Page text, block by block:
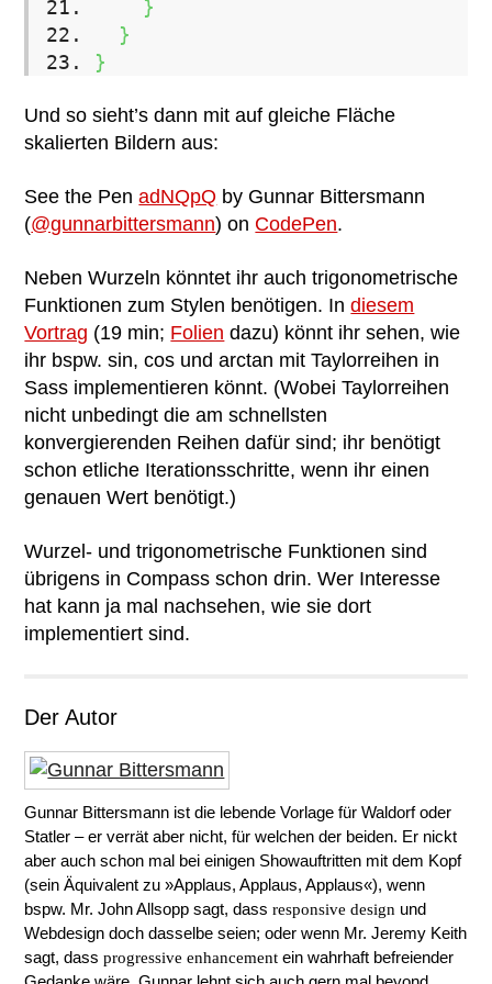
}
}
}
Und so sieht’s dann mit auf gleiche Fläche
skalierten Bildern aus:
See the PenadNQpQ by Gunnar Bittersmann
(@gunnarbittersmann) on CodePen.
Neben Wurzeln könntet ihr auch trigonometrische
Funktionen zum Stylen benötigen. Indiesem
Vortrag (19 min; Folien dazu) könnt ihr sehen, wie
ihr bspw. sin, cos und arctan mit Taylorreihen in
Sass implementieren könnt. (Wobei Taylorreihen
nicht unbedingt die am schnellsten
konvergierenden Reihen dafür sind; ihr benötigt
schon etliche Iterationsschritte, wenn ihr einen
genauen Wert benötigt.)
Wurzel- und trigonometrische Funktionen sind
übrigens in Compass schon drin. Wer Interesse
hat kann ja mal nachsehen, wie sie dort
implementiert sind.
Der Autor
Gunnar Bittersmann ist die lebende Vorlage für Waldorf oder
Statler – er verrät aber nicht, für welchen der beiden. Er nickt
aber auch schon mal bei einigen Showauftritten mit dem Kopf
(sein Äquivalent zu »Applaus, Applaus, Applaus«), wenn
bspw. Mr. John Allsopp sagt, dassresponsive design und
Webdesign doch dasselbe seien; oder wenn Mr. Jeremy Keith
sagt, dassprogressive enhancement ein wahrhaft befreiender